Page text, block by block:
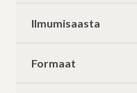
Ilmumisaasta
Formaat